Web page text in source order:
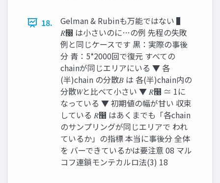
18.
Gelman & Rubinも万能ではない ▌
𝑅෠ は小さいのに…の例 先程の失敗
例と同じケースです 黒：実際の事後
分 青：5*2000回で復元 すべての
chainが同じエリアにいる ▼ 各
(半)chain の分散𝐵 は 各(半)chain内の
分散𝑊と比べて小さい ▼ 𝑅෠ ≃ 1に
なっている ▼ 初期値の幅が甘い 収束
している 𝑅෠ はあくまでも「各chain
のサンプリングが同じエリアで われ
ているか」の指標 本当に事後分 全体
を バーできているかは要注意 08 マル
コフ連鎖モンテカルロ法(3) 18